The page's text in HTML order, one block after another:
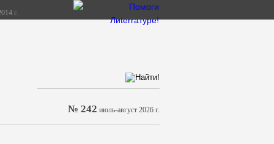
г.
№ 242 июль-август 2026 г.